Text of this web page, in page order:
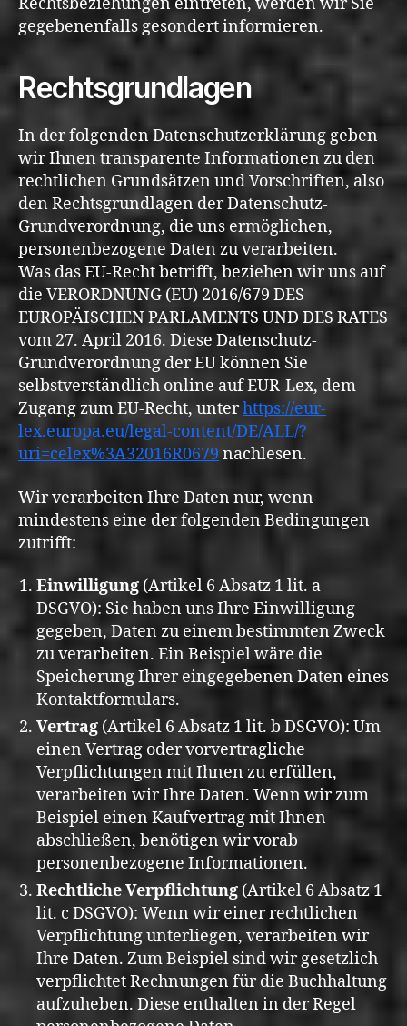
gegebenenfalls gesondert informieren.
Rechtsgrundlagen
In der folgenden Datenschutzerklärung geben
wir Ihnen transparente Informationen zu den
rechtlichen Grundsätzen und Vorschriften, also
den Rechtsgrundlagen der Datenschutz-
Grundverordnung, die uns ermöglichen,
personenbezogene Daten zu verarbeiten.
Was das EU-Recht betrifft, beziehen wir uns auf
die VERORDNUNG (EU) 2016/679 DES
EUROPÄISCHEN PARLAMENTS UND DES RATES
vom 27. April 2016. Diese Datenschutz-
Grundverordnung der EU können Sie
selbstverständlich online auf EUR-Lex, dem
Zugang zum EU-Recht, unterhttps://eur-
lex.europa.eu/legal-content/DE/ALL/?
uri=celex%3A32016R0679 nachlesen.
Wir verarbeiten Ihre Daten nur, wenn
mindestens eine der folgenden Bedingungen
zutrifft:
Einwilligung (Artikel 6 Absatz 1 lit. a
DSGVO): Sie haben uns Ihre Einwilligung
gegeben, Daten zu einem bestimmten Zweck
zu verarbeiten. Ein Beispiel wäre die
Speicherung Ihrer eingegebenen Daten eines
Kontaktformulars.
Vertrag (Artikel 6 Absatz 1 lit. b DSGVO): Um
einen Vertrag oder vorvertragliche
Verpflichtungen mit Ihnen zu erfüllen,
verarbeiten wir Ihre Daten. Wenn wir zum
Beispiel einen Kaufvertrag mit Ihnen
abschließen, benötigen wir vorab
personenbezogene Informationen.
Rechtliche Verpflichtung (Artikel 6 Absatz 1
lit. c DSGVO): Wenn wir einer rechtlichen
Verpflichtung unterliegen, verarbeiten wir
Ihre Daten. Zum Beispiel sind wir gesetzlich
verpflichtet Rechnungen für die Buchhaltung
aufzuheben. Diese enthalten in der Regel